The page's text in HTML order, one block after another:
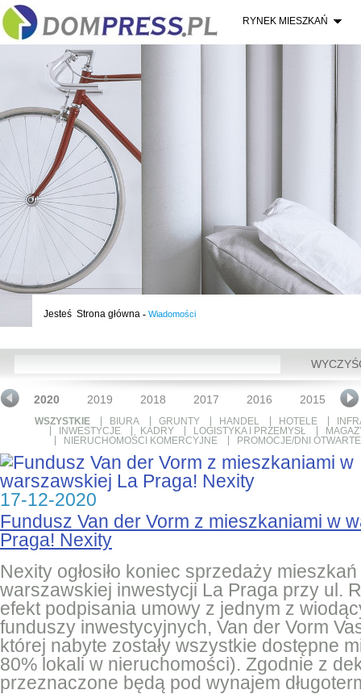
RYNEK MIESZKAŃ
Jesteś Strona główna - Wiadomości
2020 2019 2018 2017 2016 2015
WSZYSTKIE BIURA GRUNTY HANDEL HOTELE
INWESTYCJE
KADRY LOGISTYKA I PRZEMYSŁ
NIERUCHOMOŚCI KOMERCYJNE
PROMOCJE/DNI OTWARTE
17-12-2020
Fundusz Van der Vorm z mieszkaniami w
Praga! Nexity
Nexity ogłosiło koniec sprzedaży
warszawskiej inwestycji La Praga przy ul.
efekt podpisania umowy z jednym z
funduszy inwestycyjnych, Van der Vorm
której nabyte zostały wszystkie dostępne
80% lokali w nieruchomości). Zgodnie z
przeznaczone będą pod wynajem